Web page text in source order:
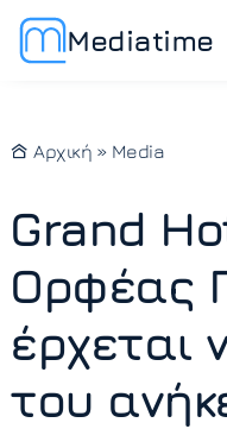
Mediatime
Αρχική » Media
Grand
Ορφέας
έρχεται
του